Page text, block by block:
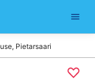
Pietarsaari